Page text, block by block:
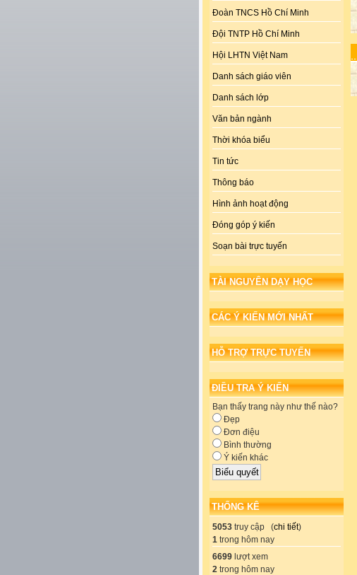
Đoàn TNCS Hồ Chí Minh
Đội TNTP Hồ Chí Minh
Hội LHTN Việt Nam
Danh sách giáo viên
Danh sách lớp
Văn bản ngành
Thời khóa biểu
Tin tức
Thông báo
Hình ảnh hoạt động
Đóng góp ý kiến
Soạn bài trực tuyến
TÀI NGUYÊN DẠY HỌC
CÁC Ý KIẾN MỚI NHẤT
HỖ TRỢ TRỰC TUYẾN
ĐIỀU TRA Ý KIẾN
Bạn thấy trang này như thế nào?
Đẹp
Đơn điệu
Bình thường
Ý kiến khác
THỐNG KÊ
5053 truy cập (chi tiết)
1 trong hôm nay
6699 lượt xem
2 trong hôm nay